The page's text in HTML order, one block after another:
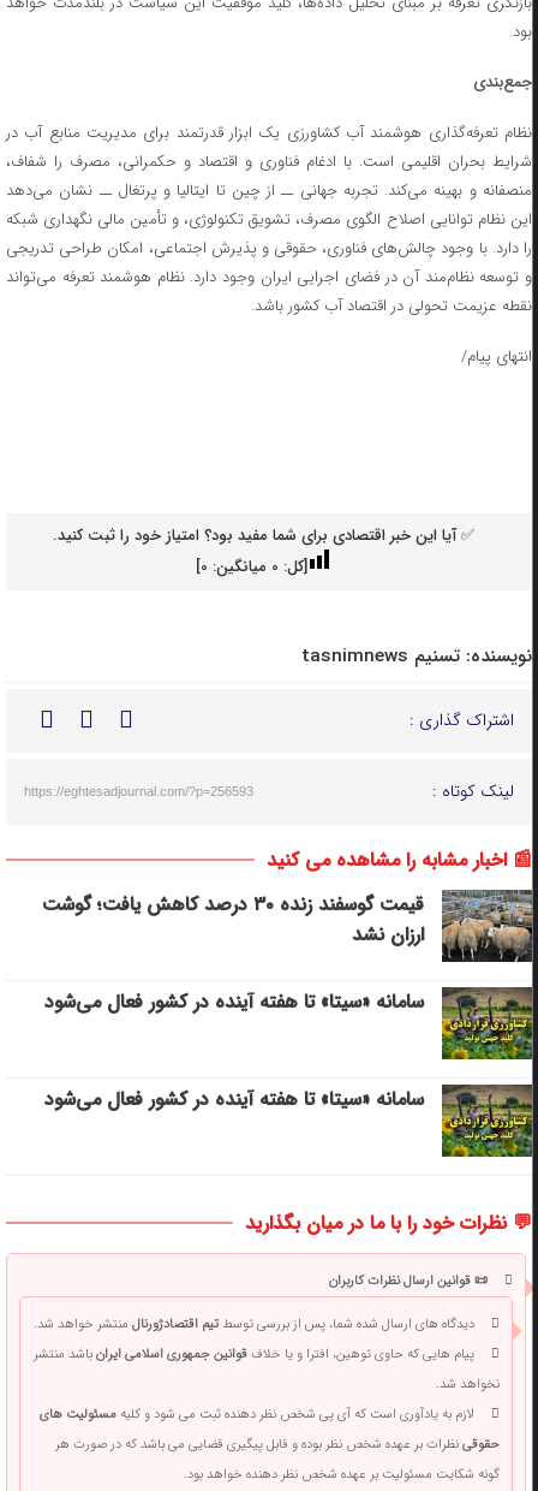
بود.
جمع‌بندی
نظام تعرفه‌گذاری هوشمند آب کشاورزی یک ابزار قدرتمند برای مدیریت منابع آب در
شرایط بحران اقلیمی است. با ادغام فناوری و اقتصاد و حکمرانی، مصرف را شفاف،
منصفانه و بهینه می‌کند. تجربه جهانی ــ از چین تا ایتالیا و پرتغال ــ نشان می‌دهد
این نظام توانایی اصلاح الگوی مصرف، تشویق تکنولوژی، و تأمین مالی نگهداری شبکه
را دارد. با وجود چالش‌های فناوری، حقوقی و پذیرش اجتماعی، امکان طراحی تدریجی
و توسعه نظام‌مند آن در فضای اجرایی ایران وجود دارد. نظام هوشمند تعرفه می‌تواند
نقطه عزیمت تحولی در اقتصاد آب کشور باشد.
انتهای پیام/
✅ آیا این خبر اقتصادی برای شما مفید بود؟ امتیاز خود را ثبت کنید.
[کل: 0میانگین: 0
]
نویسنده: تسنیم tasnimnews
اشتراک گذاری :
لینک کوتاه : https://eghtesadjournal.com/?p=256593
📰 اخبار مشابه را مشاهده می کنید
قیمت گوسفند زنده ۳۰ درصد کاهش یافت؛ گوشت
ارزان نشد
سامانه «سیتا» تا هفته آینده در کشور فعال می‌شود
سامانه «سیتا» تا هفته آینده در کشور فعال می‌شود
💬 نظرات خود را با ما در میان بگذارید
📜 قوانین ارسال نظرات کاربران
دیدگاه های ارسال شده شما، پس از بررسی توسطتیم اقتصادژورنالمنتشر خواهد شد.
پیام هایی که حاوی توهین، افترا و یا خلافقوانین جمهوری اسلامی ایرانباشد منتشر
نخواهد شد.
لازم به یادآوری است که آی پی شخص نظر دهنده ثبت می شود و کلیهمسئولیت های
حقوقینظرات بر عهده شخص نظر بوده و قابل پیگیری قضایی می باشد که در صورت هر
گونه شکایت مسئولیت بر عهده شخص نظر دهنده خواهد بود.